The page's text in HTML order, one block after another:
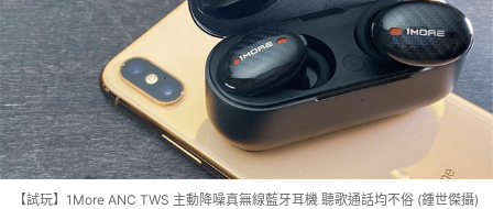
【試玩】1More ANC TWS 主動降噪真無線藍牙耳機 聽歌通話均不俗 (鍾世傑攝)